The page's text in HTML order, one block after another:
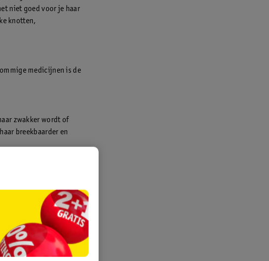
niet goed voor je haar
knotten,
medicijnen is de
zwakker wordt of
breekbaarder en